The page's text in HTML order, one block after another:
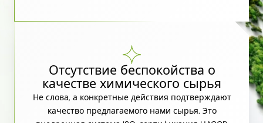
Отсутствие беспокойства о
качестве химического сырья
Не слова, а конкретные действия подтверждают
качество предлагаемого нами сырья. Это